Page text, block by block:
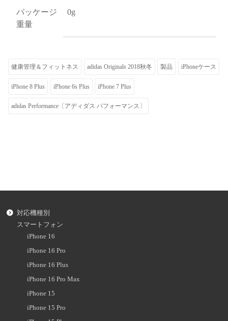
パッケージ
重量
0g
健康管理＆フィットネス adidas Originals 2018秋冬 製品 iPhoneケース
iPhone 8 Plus iPhone 6s Plus iPhone 7 Plus
adidas Performance〔アディダス パフォーマンス〕
対応機種別
スマートフォン
iPhone 16
iPhone 16 Pro
iPhone 16 Plus
iPhone 16 Pro Max
iPhone 15
iPhone 15 Pro